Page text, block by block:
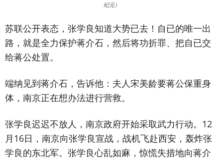
纪元）
苏联公开表态，张学良知道大势已去！自已的唯一出
路，就是全力保护蒋介石，然后将功折罪、把自已交
给蒋公处置。
端纳见到蒋介石，告诉他：夫人宋美龄要蒋公保重身
体，南京正在想办法进行营救。
张学良迟迟不放人，南京政府开始采取武力行动。12
月16日，南京向张学良宣战，战机飞赴西安，轰炸张
学良的东北军。张学良心乱如麻，惊慌失措地向蒋介